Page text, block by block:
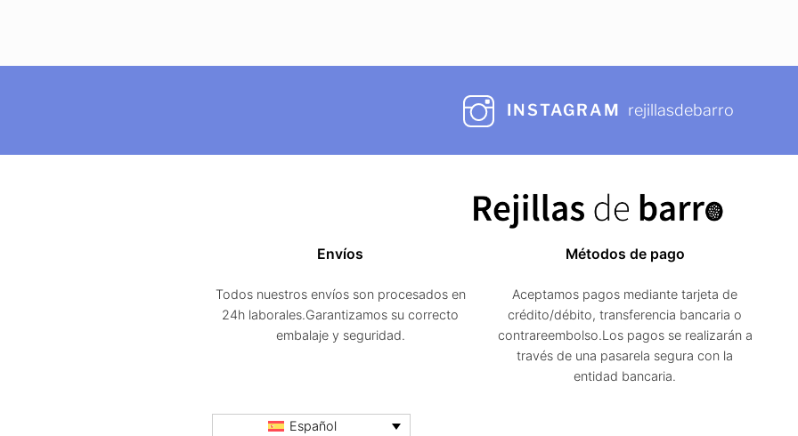
INSTAGRAM rejillasdebarro
Envíos
Todos nuestros envíos son procesados en
24h laborales.Garantizamos su correcto
embalaje y seguridad.
Métodos de pago
Aceptamos pagos mediante tarjeta de
crédito/débito, transferencia bancaria o
contrareembolso.Los pagos se realizarán a
través de una pasarela segura con la
entidad bancaria.
Español